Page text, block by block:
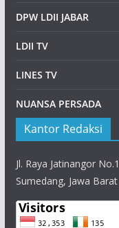
DPW LDII JABAR
LDII TV
LINES TV
NUANSA PERSADA
Kantor Redaksi
Jl. Raya Jatinangor
Sumedang, Jawa